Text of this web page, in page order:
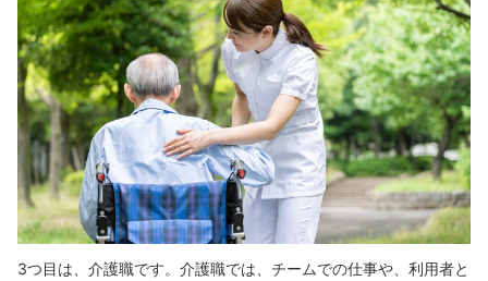
3つ目は、介護職です。 介護職では、チームでの仕事や、利用者と